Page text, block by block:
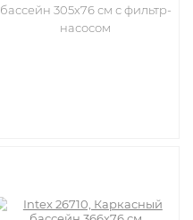
бассейн 305х76 см с фильтр-
насосом